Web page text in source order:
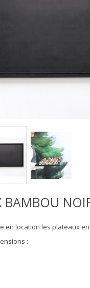
BAMBOU
en location les plateaux en
: